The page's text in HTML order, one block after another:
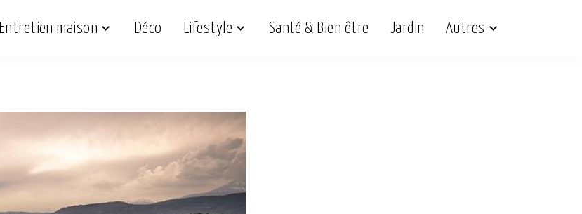
Entretien maison Déco Lifestyle Santé & Bien être Jardin Autres